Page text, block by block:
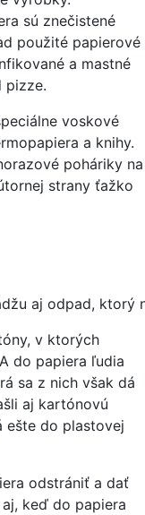
sú znečistené
použité papierové
a mastné
pizze.
voskové
a knihy.
poháriky na
strany ťažko
aj odpad, ktorý
v ktorých
do papiera ľudia
sa z nich však dá
aj kartónovú
ešte do plastovej
odstrániť a dať
keď do papiera